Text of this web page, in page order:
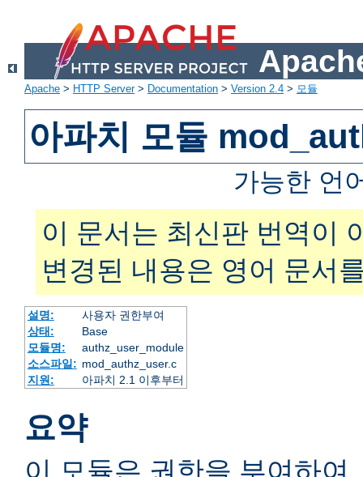
Apache > HTTP Server> Documentation > Version 2.4 > 모듈
아파치 모듈
가능한 언
이 문서는 최신판 번역이
변경된 내용은 영어 문서
설명:
사용자 권한부여
상태:
Base
모듈명:
authz_user_module
소스파일: mod_authz_user.c
지원:
아파치 2.1 이후부터
요약